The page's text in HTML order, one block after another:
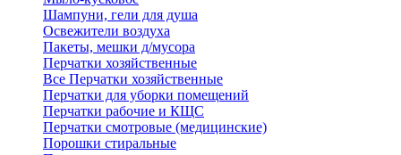
Шампуни, гели для душа
Освежители воздуха
Пакеты, мешки д/мусора
Перчатки хозяйственные
Все Перчатки хозяйственные
Перчатки для уборки помещений
Перчатки рабочие и КЩС
Перчатки смотровые (медицинские)
Порошки стиральные